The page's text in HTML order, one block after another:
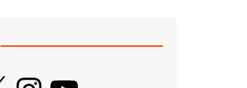
InstagramYouTube